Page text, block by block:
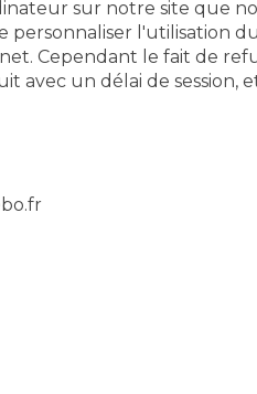
sur notre site que
l'utilisation
Cependant le fait de
avec un délai de session,